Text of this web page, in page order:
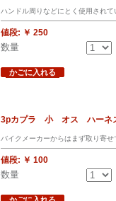
ハンドル周りなどにとく使用され
値段: ￥ 250
数量
かごに入れる
3pカプラ 小 オス ハーネ
バイクメーカーからはまず取り寄
値段: ￥ 100
数量
かごに入れる